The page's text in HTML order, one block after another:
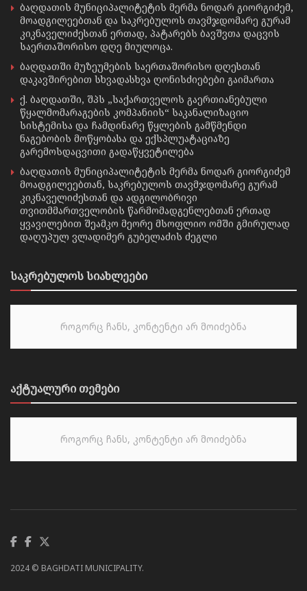
ბაღდათის მუნიციპალიტეტის მერმა ნოდარ გიორგიძემ,
მოადგილეებთან და საკრებულოს თავმჯდომარე გურამ
კიკნაველიძესთან ერთად, პატარებს ბავშვთა დაცვის
საერთაშორისო დღე მიულოცა.
ბაღდათში მუზეუმების საერთაშორისო დღესთან
დაკავშირებით სხვადასხვა ღონისძიებები გაიმართა
ქ. ბაღდათში, შპს „საქართველოს გაერთიანებული
წყალმომარაგების კომპანიის“ საკანალიზაციო
სისტემისა და ჩამდინარე წყლების გამწმენდი
ნაგებობის მოწყობასა და ექსპლუატაციაზე
გარემოსდაცვითი გადაწყვეტილება
ბაღდათის მუნიციპალიტეტის მერმა ნოდარ გიორგიძემ
მოადგილეებთან, საკრებულოს თავმჯდომარე გურამ
კიკნაველიძესთან და ადგილობრივი
თვითმმართველობის წარმომადგენლებთან ერთად
ყვავილებით შეამკო მეორე მსოფლიო ომში გმირულად
დაღუპულ ვლადიმერ გუბელაძის ძეგლი
საკრებულოს სიახლეები
როგორც ჩანს, კონტენტი არ მოიძებნა
აქტუალური თემები
როგორც ჩანს, კონტენტი არ მოიძებნა
2024 © BAGHDATI MUNICIPALITY.